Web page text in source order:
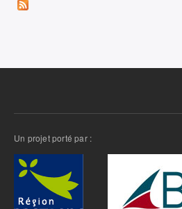
Un projet porté par :